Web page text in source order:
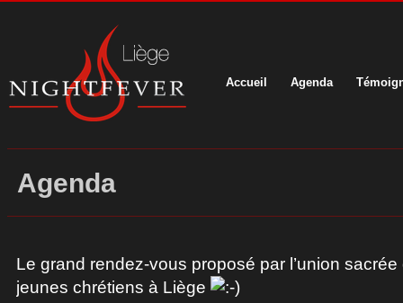
Accueil Agenda
Agenda
Le grand rendez-vous proposé par l’union
jeunes chrétiens à Liège